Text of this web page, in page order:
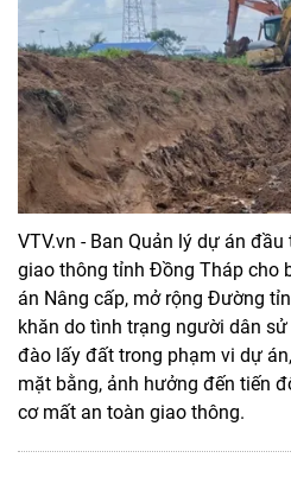
VTV.vn - Ban Quản lý dự án
giao thông tỉnh Đồng Tháp cho
án Nâng cấp, mở rộng Đường
khăn do tình trạng người dân
đào lấy đất trong phạm vi dự
mặt bằng, ảnh hưởng đến tiến
cơ mất an toàn giao thông.